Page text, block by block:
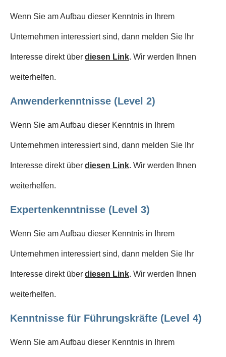
Wenn Sie am Aufbau dieser Kenntnis in Ihrem
Unternehmen interessiert sind, dann melden Sie Ihr
Interesse direkt über diesen Link. Wir werden Ihnen
weiterhelfen.
Anwenderkenntnisse (Level 2)
Wenn Sie am Aufbau dieser Kenntnis in Ihrem
Unternehmen interessiert sind, dann melden Sie Ihr
Interesse direkt über diesen Link. Wir werden Ihnen
weiterhelfen.
Expertenkenntnisse (Level 3)
Wenn Sie am Aufbau dieser Kenntnis in Ihrem
Unternehmen interessiert sind, dann melden Sie Ihr
Interesse direkt über diesen Link. Wir werden Ihnen
weiterhelfen.
Kenntnisse für Führungskräfte (Level 4)
Wenn Sie am Aufbau dieser Kenntnis in Ihrem